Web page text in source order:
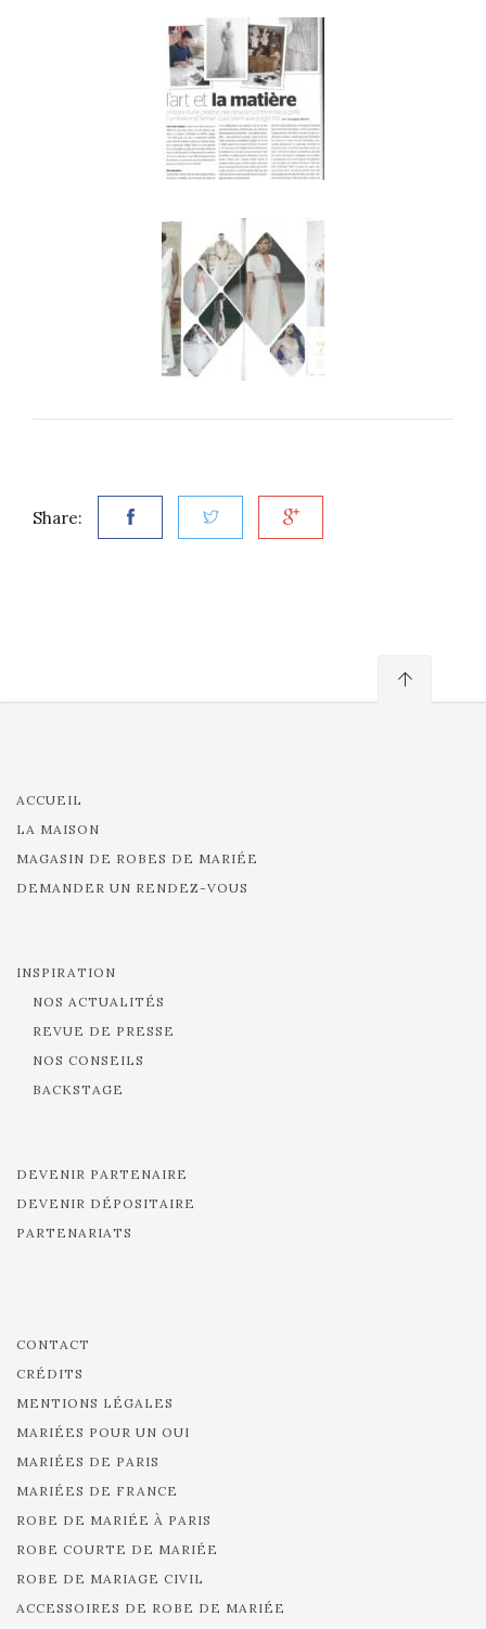
Share:
ACCUEIL
LA MAISON
MAGASIN DE ROBES DE MARIÉE
DEMANDER UN RENDEZ-VOUS
INSPIRATION
NOS ACTUALITÉS
REVUE DE PRESSE
NOS CONSEILS
BACKSTAGE
DEVENIR PARTENAIRE
DEVENIR DÉPOSITAIRE
PARTENARIATS
CONTACT
CRÉDITS
MENTIONS LÉGALES
MARIÉES POUR UN OUI
MARIÉES DE PARIS
MARIÉES DE FRANCE
ROBE DE MARIÉE À PARIS
ROBE COURTE DE MARIÉE
ROBE DE MARIAGE CIVIL
ACCESSOIRES DE ROBE DE MARIÉE